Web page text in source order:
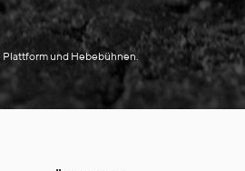
und Hebebühnen.